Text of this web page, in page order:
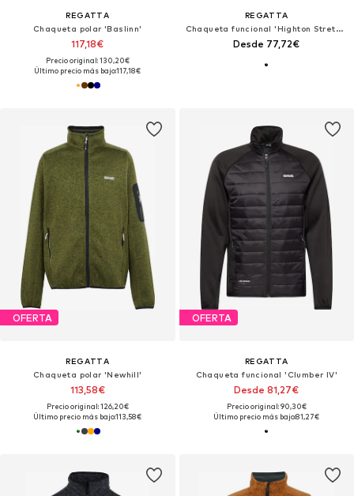
REGATTA
Chaqueta polar 'Baslinn'
117,18€
Precio original: 130,20€
Último precio más bajo:117,18€
REGATTA
Chaqueta funcional 'Highton Stretch III'
Desde 77,72€
OFERTA
REGATTA
Chaqueta polar 'Newhill'
113,58€
Precio original: 126,20€
Último precio más bajo:113,58€
OFERTA
REGATTA
Chaqueta funcional 'Clumber IV'
Desde 81,27€
Precio original: 90,30€
Último precio más bajo:81,27€